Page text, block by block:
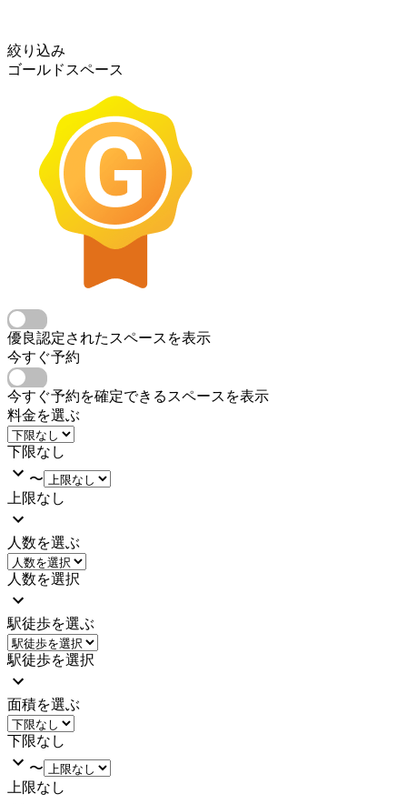
絞り込み
ゴールドスペース
優良認定されたスペースを表示
今すぐ予約
今すぐ予約を確定できるスペースを表示
料金を選ぶ
下限なし
〜
上限なし
人数を選ぶ
人数を選択
駅徒歩を選ぶ
駅徒歩を選択
面積を選ぶ
下限なし
〜
上限なし